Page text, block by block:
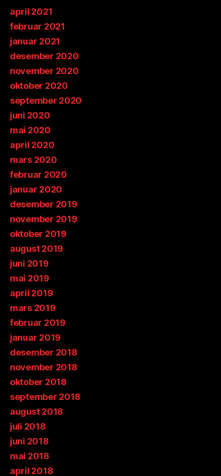
april 2021
februar 2021
januar 2021
desember 2020
november 2020
oktober 2020
september 2020
juni 2020
mai 2020
april 2020
mars 2020
februar 2020
januar 2020
desember 2019
november 2019
oktober 2019
august 2019
juni 2019
mai 2019
april 2019
mars 2019
februar 2019
januar 2019
desember 2018
november 2018
oktober 2018
september 2018
august 2018
juli 2018
juni 2018
mai 2018
april 2018